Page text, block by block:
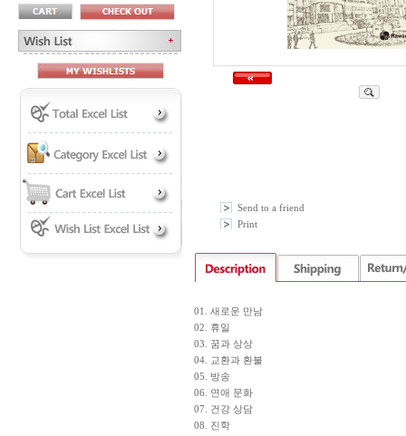
Send to a friend
Print
01. 새로운 만남
02. 휴일
03. 꿈과 상상
04. 교환과 환불
05. 방송
06. 연애 문화
07. 건강 상담
08. 진학